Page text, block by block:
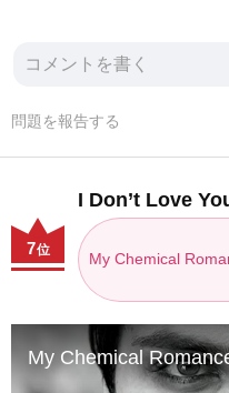
問題を報告する
I Don’t Love
My Chemical
7位
My Chemical